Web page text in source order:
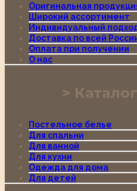
Оригинальная
Широкий ассортимент
Индивидуальный
Доставка по всей
Оплата при получении
О нас
Постельное белье
Для спальни
Для ванной
Для кухни
Одежда для дома
Для детей